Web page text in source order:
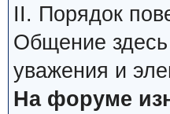
II. Порядок
Общение
уважения и
На форуме